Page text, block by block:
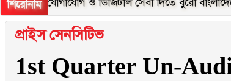
শিরোনাম
যোগাযোগ ও ডিজিটাল সেবা দিতে বুরো বাংলাদেশের
প্রাইস সেনসিটিভ
1st Quarter Un-